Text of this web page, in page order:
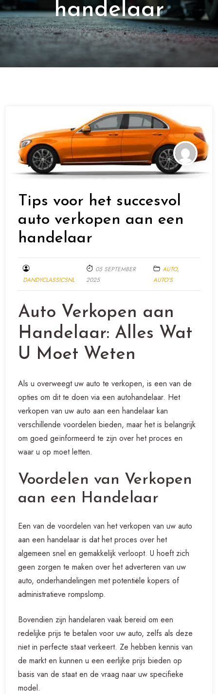
handelaar
Tips voor het succesvol
auto verkopen aan een
handelaar
DANDYCLASSICSNL
05 SEPTEMBER
2025
AUTO,
AUTO'S
Auto Verkopen aan
Handelaar: Alles Wat
U Moet Weten
Als u overweegt uw auto te verkopen, is een van de
opties om dit te doen via een autohandelaar. Het
verkopen van uw auto aan een handelaar kan
verschillende voordelen bieden, maar het is belangrijk
om goed geïnformeerd te zijn over het proces en
waar u op moet letten.
Voordelen van Verkopen
aan een Handelaar
Een van de voordelen van het verkopen van uw auto
aan een handelaar is dat het proces over het
algemeen snel en gemakkelijk verloopt. U hoeft zich
geen zorgen te maken over het adverteren van uw
auto, onderhandelingen met potentiële kopers of
administratieve rompslomp.
Bovendien zijn handelaren vaak bereid om een
redelijke prijs te betalen voor uw auto, zelfs als deze
niet in perfecte staat verkeert. Ze hebben kennis van
de markt en kunnen u een eerlijke prijs bieden op
basis van de staat en de vraag naar uw specifieke
model.